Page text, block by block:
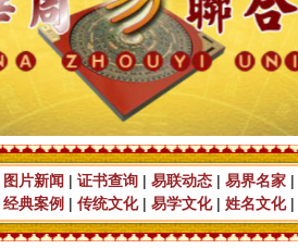
图片新闻 | 证书查询 | 易联动态 | 易界名家 |
经典案例 | 传统文化| 易学文化| 姓名文化|